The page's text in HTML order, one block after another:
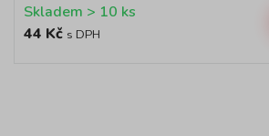
Skladem > 10 ks
44 Kč s DPH